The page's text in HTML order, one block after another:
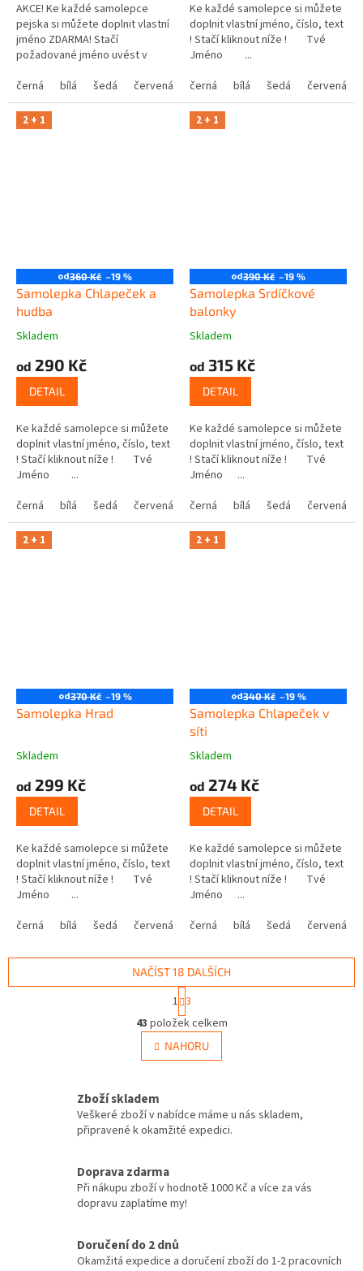
AKCE! Ke každé samolepce
pejska si můžete doplnit vlastní
jméno ZDARMA! Stačí
požadované jméno uvést v
košíku.
černá bílá šedá červená modrá žlutá zelená růžová
Ke každé samolepce si můžete
doplnit vlastní jméno, číslo, text
! Stačí kliknout níže ! Tvé
Jméno ...
černá
bílá šedá červená
2 + 1
od360 Kč –19 %
Samolepka Chlapeček a
hudba
Skladem
od 290 Kč
DETAIL
Ke každé samolepce si můžete
doplnit vlastní jméno, číslo, text
! Stačí kliknout níže ! Tvé
Jméno ...
černá
bílá šedá červená modrá žlutá zelená růžová
2 + 1
od390 Kč –19 %
Samolepka Srdíčkové
balonky
Skladem
od 315 Kč
DETAIL
Ke každé samolepce si můžete
doplnit vlastní jméno, číslo, text
! Stačí kliknout níže ! Tvé
Jméno ...
černá
bílá šedá červená
2 + 1
od370 Kč –19 %
Samolepka Hrad
Skladem
od 299 Kč
DETAIL
Ke každé samolepce si můžete
doplnit vlastní jméno, číslo, text
! Stačí kliknout níže ! Tvé
Jméno ...
černá
bílá šedá červená modrá žlutá zelená růžová
2 + 1
od340 Kč –19 %
Samolepka Chlapeček v
síti
Skladem
od 274 Kč
DETAIL
Ke každé samolepce si můžete
doplnit vlastní jméno, číslo, text
! Stačí kliknout níže ! Tvé
Jméno ...
černá
bílá šedá červená
O
v
l
á
c
í
p
k
y
i
NAČÍST 18 DALŠÍCH
t
r
á
n
k
n
í
1 3
43 položek celkem
NAHORU
Zboží skladem
Veškeré zboží v nabídce máme u nás skladem,
připravené k okamžité expedici.
Doprava zdarma
Při nákupu zboží v hodnotě 1000 Kč a více za vás
dopravu zaplatíme my!
Doručení do 2 dnů
Okamžitá expedice a doručení zboží do 1-2 pracovních